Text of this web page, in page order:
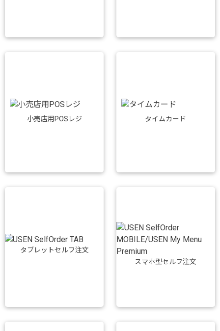
小売店用POSレジ タイムカード
タブレットセルフ注文
スマホ型セルフ注文